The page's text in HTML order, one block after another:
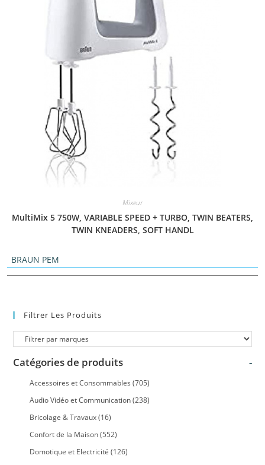
Mixeur
MultiMix 5 750W, VARIABLE SPEED + TURBO, TWIN BEATERS,
TWIN KNEADERS, SOFT HANDL
BRAUN PEM
Filtrer Les Produits
Catégories de produits -
Accessoires et Consommables (705)
Audio Vidéo et Communication (238)
Bricolage & Travaux (16)
Confort de la Maison (552)
Domotique et Electricité (126)